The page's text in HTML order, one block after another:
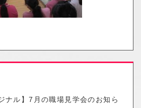
ナル】7月の職場見学会のお知ら